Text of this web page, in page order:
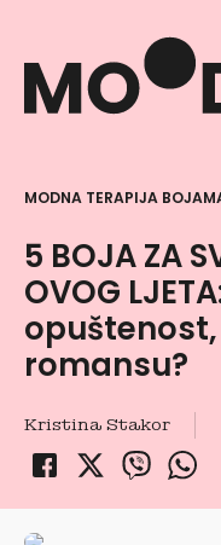
MODNA TERAPIJA
5 BOJA ZA
OVOG
romansu?
Kristina Stakor